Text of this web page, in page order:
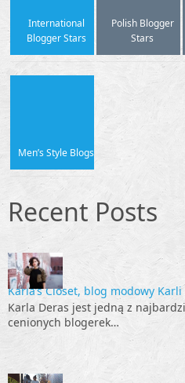
International
Blogger Stars
Polish Blogger
Stars
Men’s Style Blogs
Recent Posts
Karla’s Closet, blog modowy Karli
Karla Deras jest jedną z
cenionych blogerek…